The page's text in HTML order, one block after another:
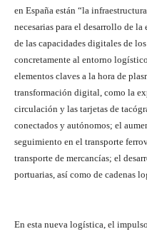
en España están “la
necesarias para el desarrollo de
de las capacidades digitales de
concretamente al entorno
elementos claves a la hora de
transformación digital, como la
circulación y las tarjetas de
conectados y autónomos; el
seguimiento en el transporte
transporte de mercancías; el
portuarias, así como de cadenas
En esta nueva logística, el